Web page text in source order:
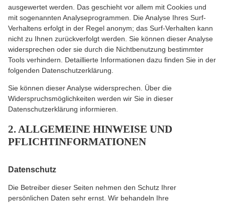
ausgewertet werden. Das geschieht vor allem mit Cookies und
mit sogenannten Analyseprogrammen. Die Analyse Ihres Surf-
Verhaltens erfolgt in der Regel anonym; das Surf-Verhalten kann
nicht zu Ihnen zurückverfolgt werden. Sie können dieser Analyse
widersprechen oder sie durch die Nichtbenutzung bestimmter
Tools verhindern. Detaillierte Informationen dazu finden Sie in der
folgenden Datenschutzerklärung.
Sie können dieser Analyse widersprechen. Über die
Widerspruchsmöglichkeiten werden wir Sie in dieser
Datenschutzerklärung informieren.
2. ALLGEMEINE HINWEISE UND
PFLICHTINFORMATIONEN
Datenschutz
Die Betreiber dieser Seiten nehmen den Schutz Ihrer
persönlichen Daten sehr ernst. Wir behandeln Ihre